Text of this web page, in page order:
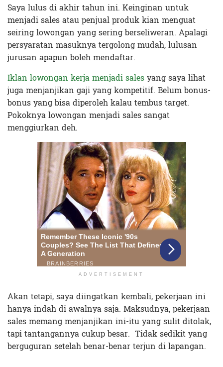
Saya lulus di akhir tahun ini. Keinginan untuk
menjadi sales atau penjual produk kian menguat
seiring lowongan yang sering berseliweran. Apalagi
persyaratan masuknya tergolong mudah, lulusan
jurusan apapun boleh mendaftar.
Iklan lowongan kerja menjadi salesyang saya lihat
juga menjanjikan gaji yang kompetitif. Belum bonus-
bonus yang bisa diperoleh kalau tembus target.
Pokoknya lowongan menjadi sales sangat
menggiurkan deh.
ADVERTISEMENT
Akan tetapi, saya diingatkan kembali, pekerjaan ini
hanya indah di awalnya saja. Maksudnya, pekerjaan
sales memang menjanjikan ini-itu yang sulit ditolak,
tapi tantangannya cukup besar. Tidak sedikit yang
berguguran setelah benar-benar terjun di lapangan.